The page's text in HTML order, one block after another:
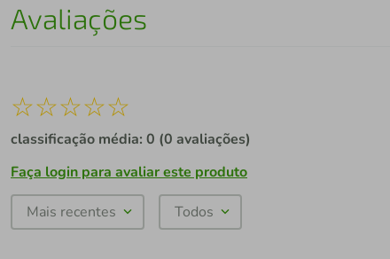
Avaliações
☆☆☆☆☆
classificação média: 0 (0 avaliações)
Faça login para avaliar este produto
Mais recentes Todos